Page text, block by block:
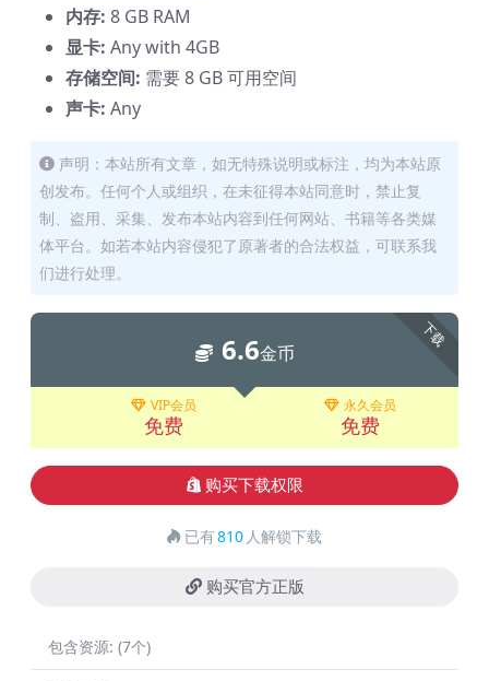
内存: 8 GB RAM
显卡: Any with 4GB
存储空间: 需要 8 GB 可用空间
声卡: Any
声明：本站所有文章，如无特殊说明或标注，均为本站原
创发布。任何个人或组织，在未征得本站同意时，禁止复
制、盗用、采集、发布本站内容到任何网站、书籍等各类媒
体平台。如若本站内容侵犯了原著者的合法权益，可联系我
们进行处理。
下载
6.6金币
VIP会员
免费
永久会员
免费
购买下载权限
已有810 人解锁下载
购买官方正版
包含资源: (7个)